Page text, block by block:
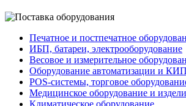
Печатное и постпечатное
ИБП, батареи, электрооборудование
Весовое и измерительное
Оборудование автоматизации и КИП
POS-системы, торговое
Медицинское оборудование и